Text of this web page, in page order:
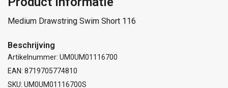
Medium Drawstring Swim Short 116
Beschrijving
Artikelnummer: UM0UM01116700
EAN: 8719705774810
SKU: UM0UM01116700S